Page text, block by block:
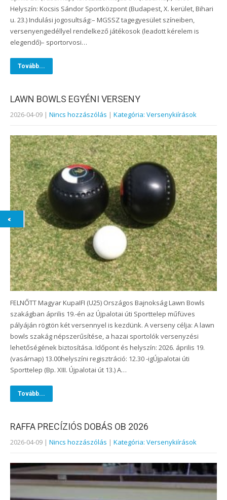
Helyszín: Kocsis Sándor Sportközpont (Budapest, X. kerület, Bihari
u. 23.) Indulási jogosultság:– MGSSZ tagegyesület színeiben,
versenyengedéllyel rendelkező játékosok (leadott kérelem is
elegendő)– sportorvosi…
Tovább...
LAWN BOWLS EGYÉNI VERSENY
2026-04-09 | Nincs hozzászólás | Kategória: Versenykiírások
FELNŐTT Magyar KupaIFI (U25) Országos Bajnokság Lawn Bowls
szakágban április 19.-én az Újpalotai úti Sporttelep műfüves
pályáján rögtön két versennyel is kezdünk. A verseny célja: A lawn
bowls szakág népszerűsítése, a hazai sportolók versenyzési
lehetőségének biztosítása. Időpont és helyszín: 2026. április 19.
(vasárnap) 13.00helyszíni regisztráció: 12.30 -igÚjpalotai úti
Sporttelep (Bp. XIII. Újpalotai út 13.) A…
Tovább...
RAFFA PRECÍZIÓS DOBÁS OB 2026
2026-04-09 | Nincs hozzászólás | Kategória: Versenykiírások